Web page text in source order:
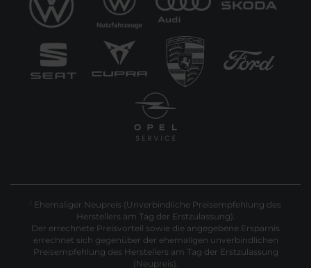
1 Ehemaliger Neupreis (Unverbindliche Preisempfehlung des
Herstellers am Tag der Erstzulassung).
Der errechnete Preisvorteil sowie die angegebene Ersparnis
errechnet sich gegenüber der ehemaligen unverbindlichen
Preisempfehlung des Herstellers am Tag der Erstzulassung
(Neupreis).